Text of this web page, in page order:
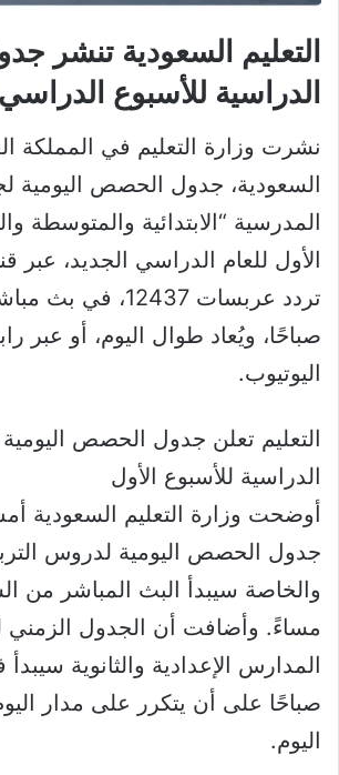
التعليم السعودية تنشر
الدراسية للأسبوع
نشرت وزارة التعليم في المملكة
السعودية، جدول الحصص اليومية
المدرسية “الابتدائية والمتوسطة
الأول للعام الدراسي الجديد،
تردد عربسات 12437،
صباحًا، ويُعاد طوال اليوم، أو عبر
اليوتيوب.
التعليم تعلن جدول الحصص
الدراسية للأسبوع الأول
أوضحت وزارة التعليم السعودية
جدول الحصص اليومية لدروس التربية
مساءً. وأضافت أن الجدول
صباحًا على أن يتكرر على مدار
اليوم.